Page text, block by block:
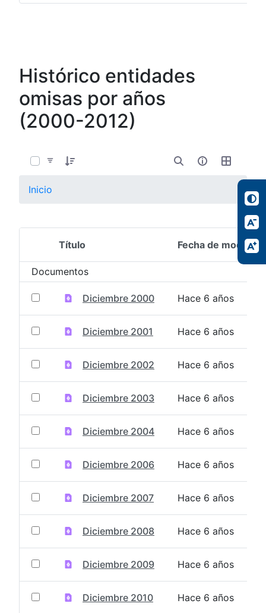
Histórico entidades
omisas por años
(2000-2012)
Inicio
Selección del elemento
Título Fecha de
Documentos
Diciembre 2000 Hace 6 años
Diciembre 2001 Hace 6 años
Diciembre 2002 Hace 6 años
Diciembre 2003 Hace 6 años
Diciembre 2004 Hace 6 años
Diciembre 2006 Hace 6 años
Diciembre 2007 Hace 6 años
Diciembre 2008 Hace 6 años
Diciembre 2009 Hace 6 años
Diciembre 2010 Hace 6 años